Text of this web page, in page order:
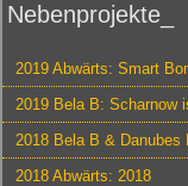
Nebenprojekte_
2019 Abwärts: Smart
2019 Bela B: Scharnow
2018 Bela B & Danubes
2018 Abwärts: 2018